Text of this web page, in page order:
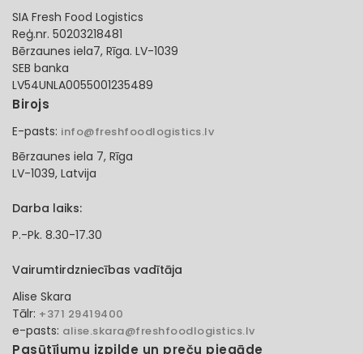
SIA Fresh Food Logistics
Reģ.nr. 50203218481
Bērzaunes iela7, Rīga. LV-1039
SEB banka
LV54UNLA0055001235489
Birojs
E-pasts: info@freshfoodlogistics.lv
Bērzaunes iela 7, Rīga
LV-1039, Latvija
Darba laiks:
P.-Pk. 8.30-17.30
Vairumtirdzniecības vadītāja
Alise Skara
Tālr: +371 29419400
e-pasts: alise.skara@freshfoodlogistics.lv
Pasūtījumu izpilde un preču piegāde